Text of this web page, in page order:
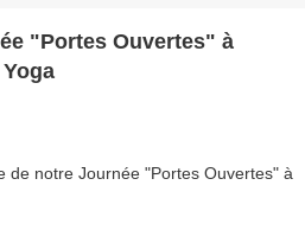
"Portes Ouvertes" à